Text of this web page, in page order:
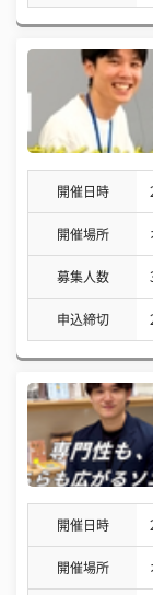
開催日時
開催場所
募集人数
申込締切
開催日時
開催場所